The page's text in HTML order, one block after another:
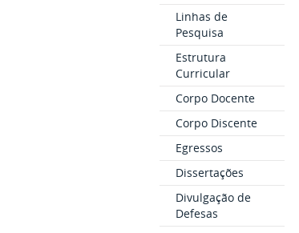
Linhas de
Pesquisa
Estrutura
Curricular
Corpo Docente
Corpo Discente
Egressos
Dissertações
Divulgação de
Defesas